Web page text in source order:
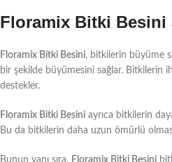
Floramix Bitki Besini
Floramix Bitki Besini, bitkilerin büyüme
bir şekilde büyümesini sağlar. Bitkilerin
destekler.
Floramix Bitki Besini ayrıca bitkilerin
Bu da bitkilerin daha uzun ömürlü
Bunun yanı sıra, Floramix Bitki Besini